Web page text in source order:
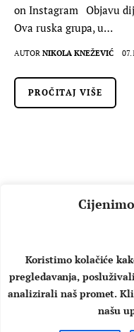
Koristimo kolačiće
pregledavanja,
analizirali naš promet.
našu
on Instagram Objavu
Ova ruska grupa, u…
AUTOR NIKOLA KNEŽEVIĆ
PROČITAJ VIŠE
O NAMA